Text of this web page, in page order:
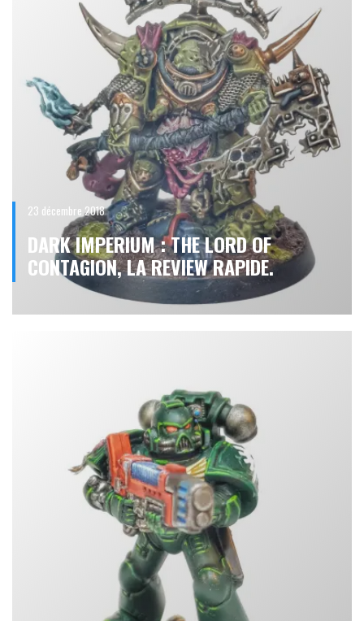
23 décembre 2018
DARK IMPERIUM : THE LORD OF
CONTAGION, LA REVIEW RAPIDE.